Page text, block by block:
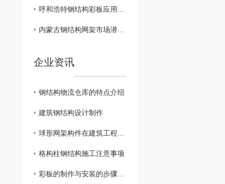
呼和浩特钢结构彩板应用广泛，赋予建筑更多色彩与魅力
内蒙古钢结构网架市场潜力巨大，助推地区经济发展
企业资讯
钢结构物流仓库的特点介绍
建筑钢结构设计制作
球形网架构件在建筑工程中的应用
格构柱钢结构施工注意事项
彩板的制作与安装的步骤及技术细节